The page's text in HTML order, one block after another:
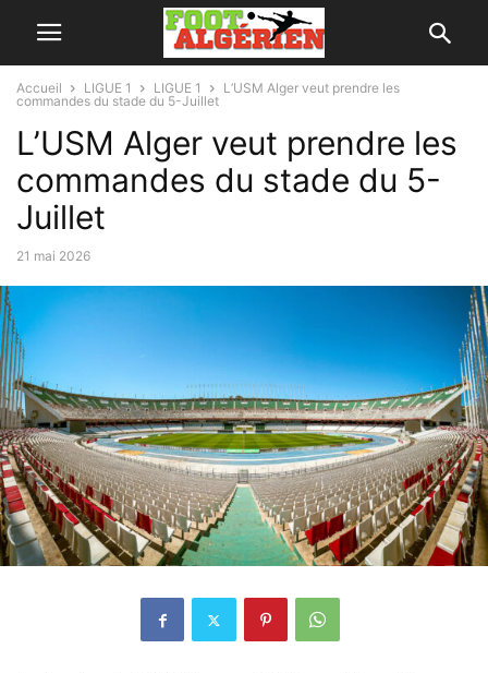
Accueil LIGUE 1 LIGUE 1
L’USM Alger veut prendre les
commandes du stade du 5-Juillet
L’USM Alger veut prendre les
commandes du stade du 5-
Juillet
21 mai 2026